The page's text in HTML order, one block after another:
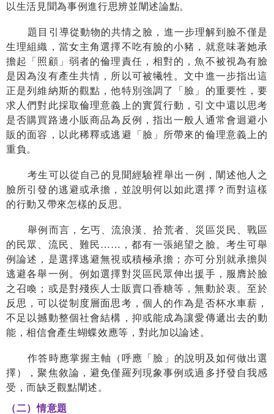
以生活見聞為事例進行思辨並闡述論點。
題目引導從動物的共情之臉，進一步理解到臉不僅是
生理組織，當女主角選擇不吃有臉的小豬，就意味著她承
擔起「照顧」弱者的倫理責任，相對的，魚不被視為有臉
是因為沒有產生共情，所以可被犧牲。文中進一步指出這
正是列維納斯的觀點，他特別強調了「臉」的重要性，要
求人們對此採取倫理意義上的實質行動，引文中還以思考
是否購買路邊小販商品為反例，指出一般人通常會迴避小
販的面容，以此稀釋或逃避「臉」所帶來的倫理意義上的
重負。
考生可以從自己的見聞經驗裡舉出一例，闡述他人之
臉所引發的逃避或承擔，並說明何以如此選擇？而對這樣
的行動又帶來怎樣的反思。
舉例而言，乞丐、流浪漢、拾荒者、災區災民、戰區
的民眾、流民、難民…… ，都有一張絕望之臉。考生可舉
例論述，是選擇逃避無視或積極承擔；亦可分別就承擔與
逃避各舉一例。例如選擇對災區民眾伸出援手，服膺於臉
之召喚；或是對殘疾人士販賣口香糖等，無動於衷。至於
反思，可以從制度層面思考，個人的作為是否杯水車薪，
不足以撼動整個社會結構，抑或能成為讓愛傳遞出去的動
能，相信會產生蝴蝶效應等，對此加以論述。
作答時應掌握主軸（呼應「臉」的說明及如何做出選
擇），聚焦敘論，避免僅羅列現象事例或過多抒發自我感
受，而缺乏觀點闡述。
（二）情意題